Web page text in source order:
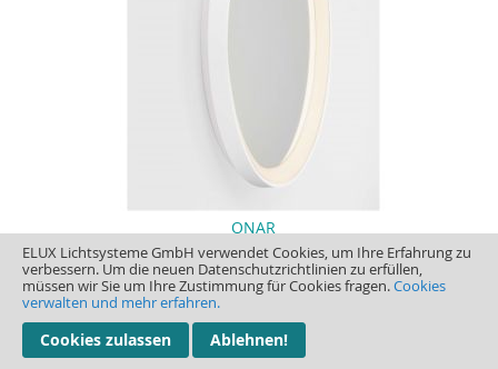
ELUX Lichtsysteme GmbH verwendet Cookies, um Ihre Erfahrung zu
verbessern. Um die neuen Datenschutzrichtlinien zu erfüllen,
müssen wir Sie um Ihre Zustimmung für Cookies fragen.Cookies
verwalten und mehr erfahren.
Cookies zulassen Ablehnen!
ONAR
Preis ab: